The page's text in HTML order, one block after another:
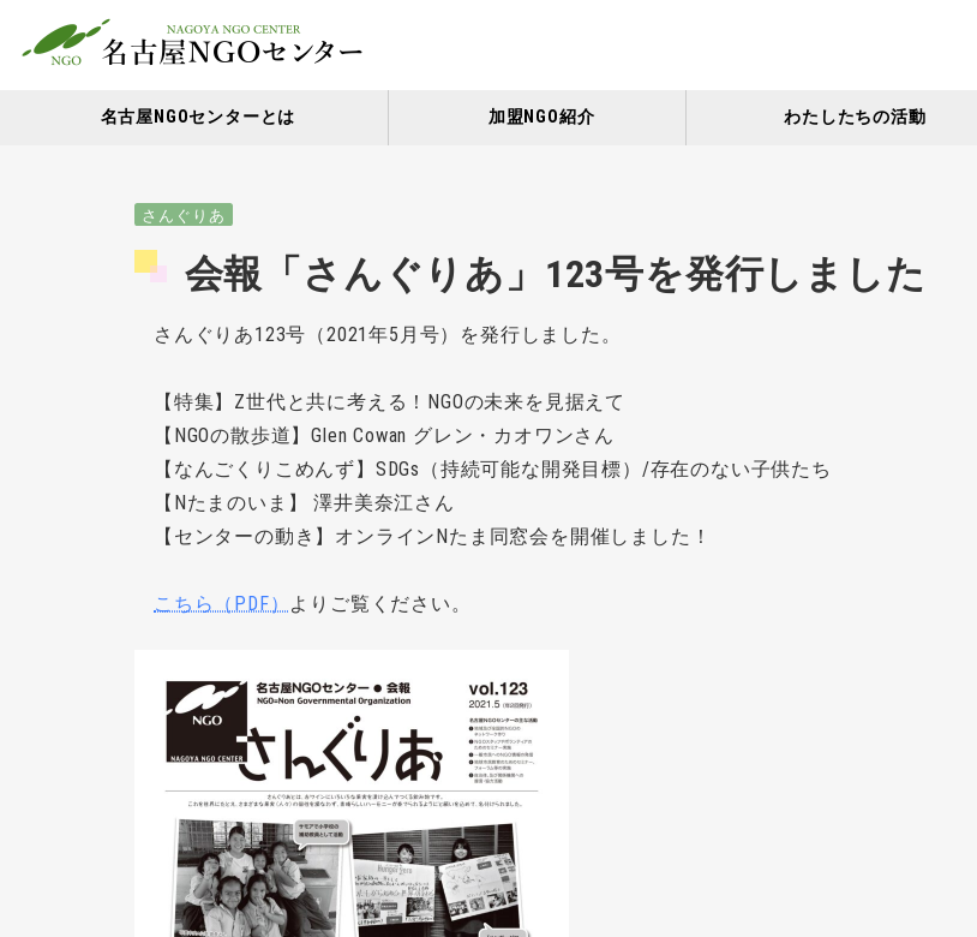
名古屋NGOセンターとは 加盟NGO紹介 わたしたちの活動
さんぐりあ
会報「さんぐりあ」123号を発行しました
さんぐりあ123号（2021年5月号）を発行しました。
【特集】Z世代と共に考える！NGOの未来を見据えて
【NGOの散歩道】Glen Cowan グレン・カオワンさん
【なんごくりこめんず】SDGs（持続可能な開発目標）/存在のない子供たち
【Nたまのいま】 澤井美奈江さん
【センターの動き】オンラインNたま同窓会を開催しました！
こちら（PDF） よりご覧ください。